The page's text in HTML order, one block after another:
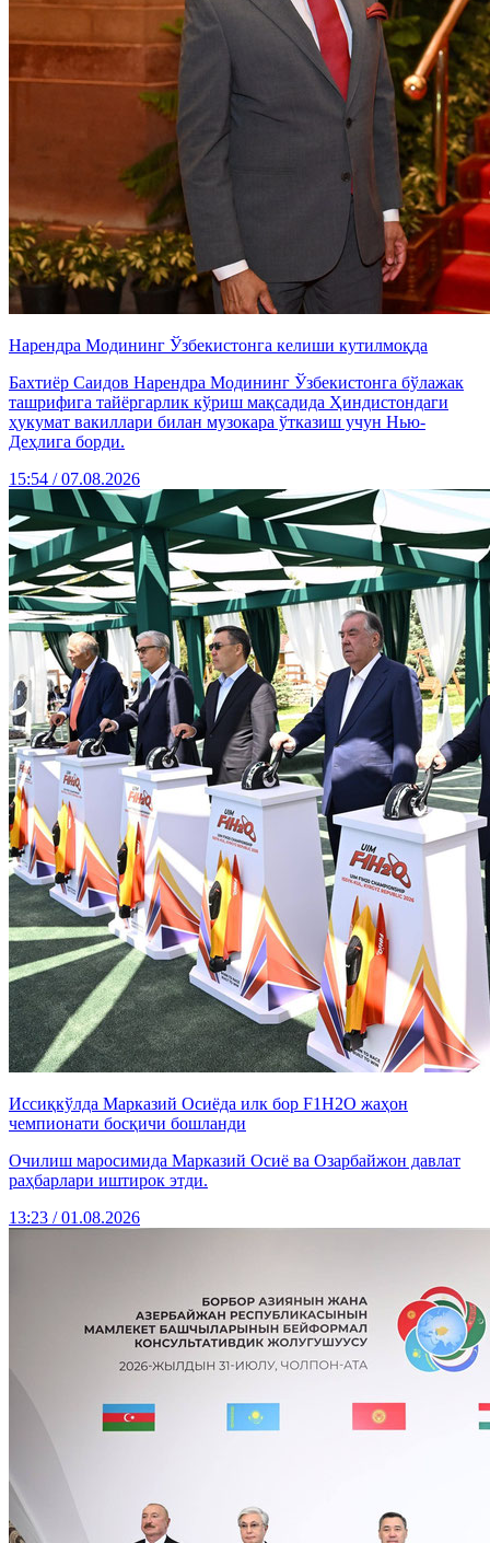
Нарендра Модининг Ўзбекистонга келиши кутилмоқда
Бахтиёр Саидов Нарендра Модининг Ўзбекистонга бўлажак
ташрифига тайёргарлик кўриш мақсадида Ҳиндистондаги
ҳукумат вакиллари билан музокара ўтказиш учун Нью-
Деҳлига борди.
15:54 / 07.08.2026
Иссиқкўлда Марказий Осиёда илк бор F1H2O жаҳон
чемпионати босқичи бошланди
Очилиш маросимида Марказий Осиё ва Озарбайжон давлат
раҳбарлари иштирок этди.
13:23 / 01.08.2026